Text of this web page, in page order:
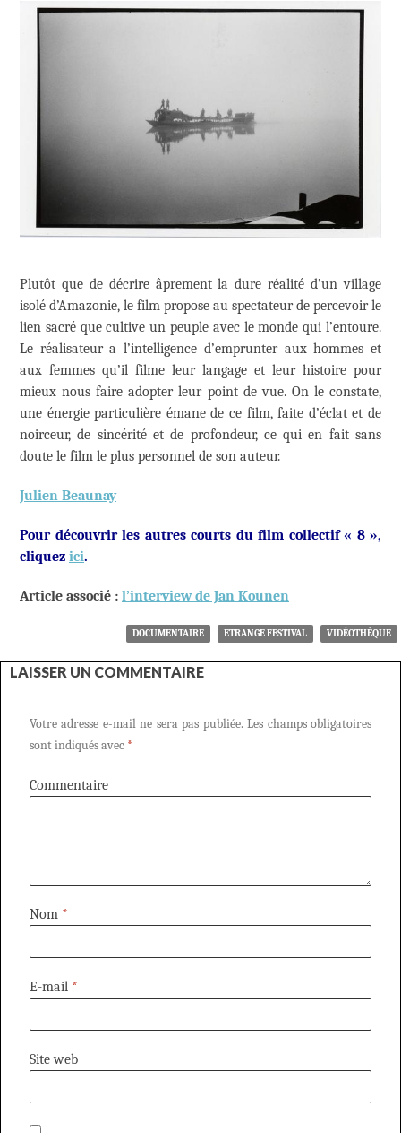
Plutôt que de décrire âprement la dure réalité d’un village
isolé d’Amazonie, le film propose au spectateur de percevoir le
lien sacré que cultive un peuple avec le monde qui l’entoure.
Le réalisateur a l’intelligence d’emprunter aux hommes et
aux femmes qu’il filme leur langage et leur histoire pour
mieux nous faire adopter leur point de vue. On le constate,
une énergie particulière émane de ce film, faite d’éclat et de
noirceur, de sincérité et de profondeur, ce qui en fait sans
doute le film le plus personnel de son auteur.
Julien Beaunay
Pour découvrir les autres courts du film collectif « 8 »,
cliquez ici.
Article associé : l’interview de Jan Kounen
DOCUMENTAIRE ETRANGE FESTIVAL VIDÉOTHÈQUE
LAISSER UN COMMENTAIRE
Votre adresse e-mail ne sera pas publiée. Les champs obligatoires
sont indiqués avec *
Commentaire
Nom *
E-mail *
Site web